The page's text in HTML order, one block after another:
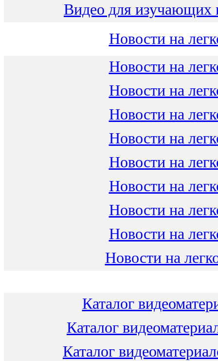
Видео для изучающих
Новости на
Новости на
Новости на
Новости на
Новости на
Новости на
Новости на
Новости на
Новости на
Новости на
Каталог
Каталог
Каталог